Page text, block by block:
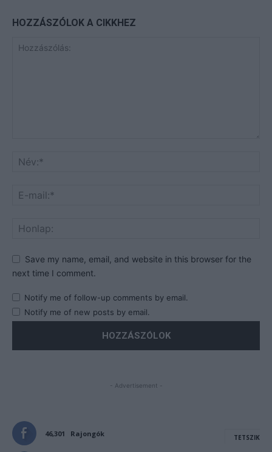
HOZZÁSZÓLOK A CIKKHEZ
Save my name, email, and website in this browser for the
next time I comment.
Notify me of follow-up comments by email.
Notify me of new posts by email.
- Advertisement -
46,301 Rajongók TETSZIK